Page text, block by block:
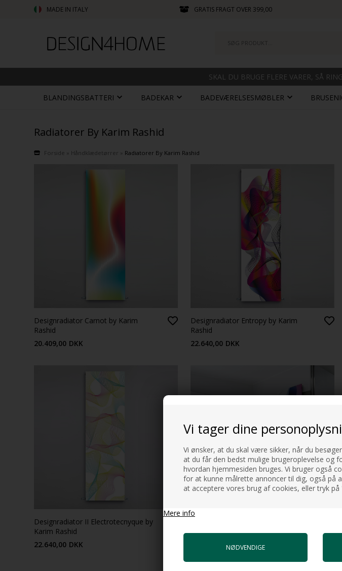
Vi tager dine
Vi ønsker, at du skal være sikker, når du
at du får den bedst mulige brugeroplevelse og
hvordan hjemmesiden bruges. Vi bruger også
for at kunne målrette annoncer til dig, også på
at acceptere vores brug af cookies, eller tryk
Mere info
MADE IN ITALY GRATIS FRAGT OVER 399,00
SKAL DU BRUGE FLERE VARER, SÅ
BLANDINGSBATTERI BADEKAR BADEVÆRELSESMØBLER
Radiatorer By Karim Rashid
Forside Håndklædetørrer Radiatorer By Karim Rashid
Designradiator Carnot by Karim
Rashid
20.409,00 DKK
Designradiator Entropy by Karim
Rashid
22.640,00 DKK
Designradiator II Electrotecnyque by
Karim Rashid
22.640,00 DKK DKK